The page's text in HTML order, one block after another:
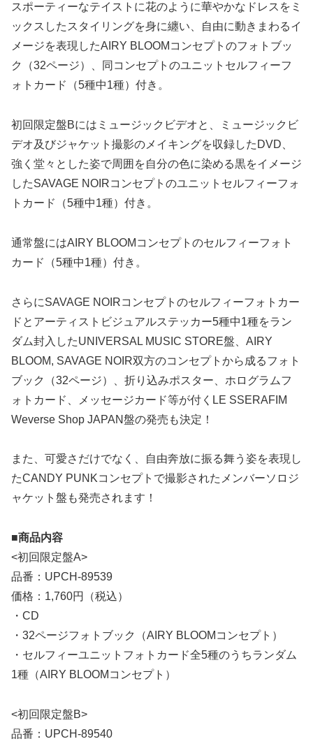
スポーティーなテイストに花のように華やかなドレスをミ
ックスしたスタイリングを身に纏い、自由に動きまわるイ
メージを表現したAIRY BLOOMコンセプトのフォトブッ
ク（32ページ）、同コンセプトのユニットセルフィーフ
ォトカード（5種中1種）付き。
初回限定盤Bにはミュージックビデオと、ミュージックビ
デオ及びジャケット撮影のメイキングを収録したDVD、
強く堂々とした姿で周囲を自分の色に染める黒をイメージ
したSAVAGE NOIRコンセプトのユニットセルフィーフォ
トカード（5種中1種）付き。
通常盤にはAIRY BLOOMコンセプトのセルフィーフォト
カード（5種中1種）付き。
さらにSAVAGE NOIRコンセプトのセルフィーフォトカー
ドとアーティストビジュアルステッカー5種中1種をラン
ダム封入したUNIVERSAL MUSIC STORE盤、AIRY
BLOOM, SAVAGE NOIR双方のコンセプトから成るフォト
ブック（32ページ）、折り込みポスター、ホログラムフ
ォトカード、メッセージカード等が付くLE SSERAFIM
Weverse Shop JAPAN盤の発売も決定！
また、可愛さだけでなく、自由奔放に振る舞う姿を表現し
たCANDY PUNKコンセプトで撮影されたメンバーソロジ
ャケット盤も発売されます！
■商品内容
<初回限定盤A>
品番：UPCH-89539
価格：1,760円（税込）
・CD
・32ページフォトブック（AIRY BLOOMコンセプト）
・セルフィーユニットフォトカード全5種のうちランダム
1種（AIRY BLOOMコンセプト）
<初回限定盤B>
品番：UPCH-89540